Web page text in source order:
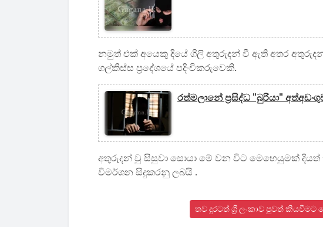
නමුත් එක් අයෙකු දියේ ගිලි අතුරුදන් වී ඇති අතර
ගල්කිස්ස ප්‍රදේශයේ පදිංචිකරුවෙකි.
රත්මලානේ ප්‍රසිද්ධ "බුරියා"
අතුරුදන් වු සිසුවා සොයා මේ වන විට ‌මෙහෙයුමක්
විමර්ශන සිදුකරනු ලබයි .
තව දුරටත් ශ්‍රී ලංකාව පුවත්